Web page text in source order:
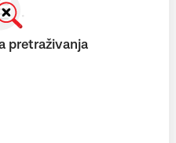
pretraživanja